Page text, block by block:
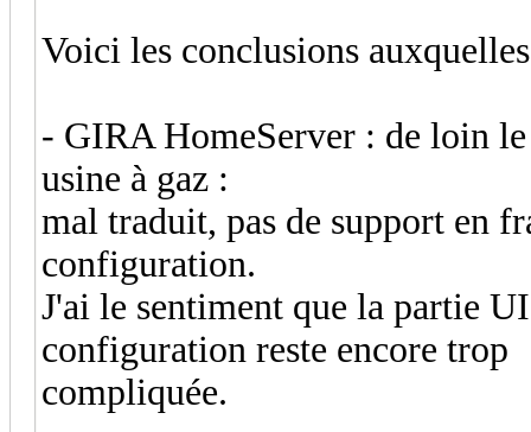
Voici les conclusions
- GIRA HomeServer : de loin
usine à gaz :
mal traduit, pas de support en
configuration.
J'ai le sentiment que la partie
configuration reste encore trop
compliquée.